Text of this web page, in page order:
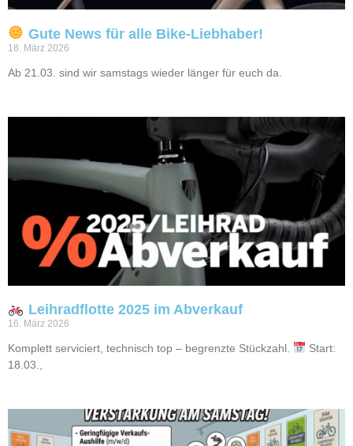
Gute News für alle Bike-Liebhaber!
18. März 2026
Ab 21.03. sind wir samstags wieder länger für euch da.
Leihradflotte 2025 im Abverkauf
16. März 2026
Komplett serviciert, technisch top – begrenzte Stückzahl.
Start:
18.03.,